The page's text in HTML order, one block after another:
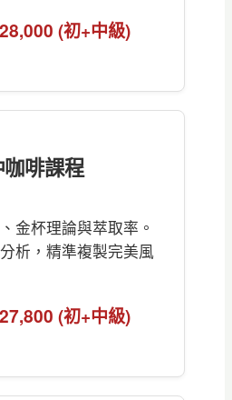
(初+中級)
啡課程
金杯理論與萃取率。
析，精準複製完美風
(初+中級)